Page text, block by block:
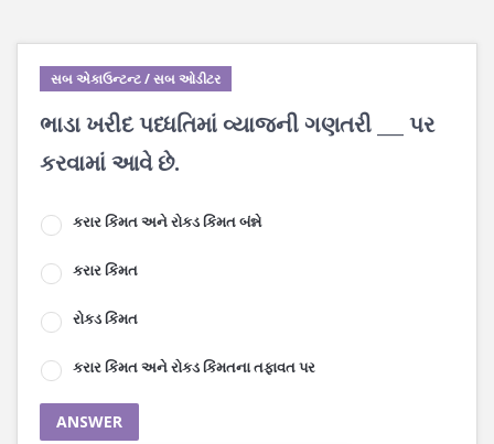
સબ એકાઉન્ટન્ટ / સબ ઓડીટર
ભાડા ખરીદ પધ્ધતિમાં વ્યાજની ગણતરી ___ પર
કરવામાં આવે છે.
કરાર કિંમત અને રોકડ કિંમત બંન્ને
કરાર કિંમત
રોકડ કિંમત
કરાર કિંમત અને રોકડ કિંમતના તફાવત પર
ANSWER